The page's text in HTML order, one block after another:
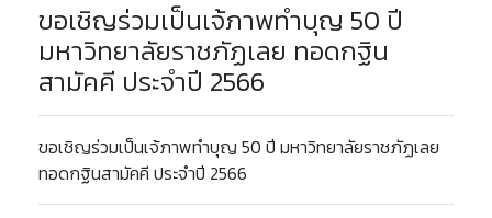
ขอเชิญร่วมเป็นเจ้ภาพทำบุญ 50 ปี
มหาวิทยาลัยราชภัฏเลย ทอดกฐิน
สามัคคี ประจำปี 2566
ขอเชิญร่วมเป็นเจ้ภาพทำบุญ 50 ปี มหาวิทยาลัยราชภัฏเลย
ทอดกฐินสามัคคี ประจำปี 2566